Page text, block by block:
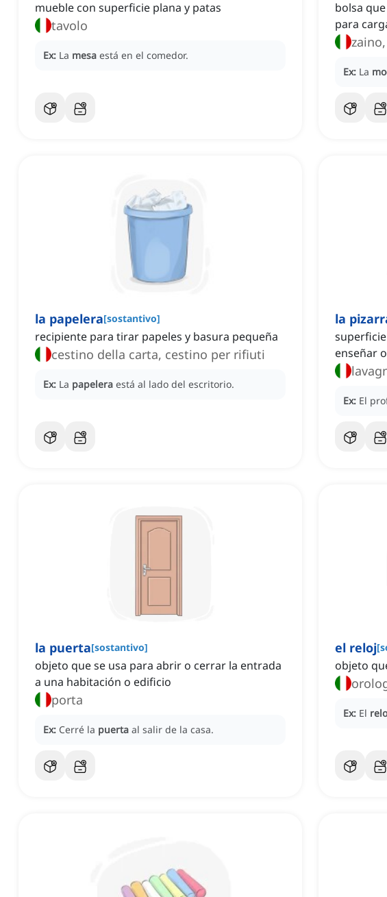
mueble con superficie plana y patas
tavolo
Ex: La mesa está en el comedor.
bolsa
para
Ex: La
la papelera[sostantivo]
recipiente para tirar papeles y basura pequeña
cestino della carta, cestino per rifiuti
Ex: La papelera está al lado del escritorio.
la
enseñar
Ex: El
la puerta[sostantivo]
objeto que se usa para abrir o cerrar la entrada
a una habitación o edificio
porta
Ex: Cerré la puerta al salir de la casa.
el reloj[
objeto
Ex: El